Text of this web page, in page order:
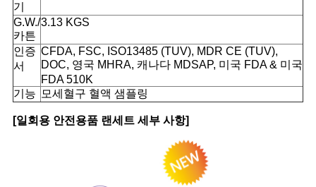
PRIVACY
POLICY
기
G.W./
카튼
3.13 KGS
인증
서
CFDA, FSC, ISO13485 (TUV), MDR CE (TUV),
DOC, 영국 MHRA, 캐나다 MDSAP, 미국 FDA & 미국
FDA 510K
기능 모세혈구 혈액 샘플링
[일회용 안전용품 랜세트 세부 사항]